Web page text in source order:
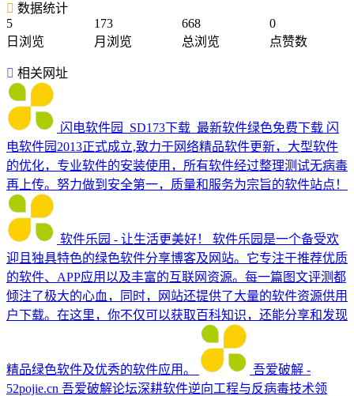
数据统计
5
日浏览
173
月浏览
668
总浏览
0
点赞数
相关网址
闪电软件园_SD173下载_最新软件绿色免费下载 闪
电软件园2013正式成立,致力于网络精品软件更新，大型软件
的优化，专业软件的安装使用，所有软件经过整理测试无病毒
再上传。努力做到安全第一，质量和服务为宗旨的软件站点！
软件乐园 - 让生活更美好！
软件乐园是一个备受欢
迎且独具特色的绿色软件分享博客及网站。它专注于推荐优质
的软件、APP应用以及丰富的互联网资源。每一篇图文评测都
倾注了极大的心血，同时，网站还提供了大量的软件资源供用
户下载。在这里，你不仅可以获取百科知识，还能分享和发现
精品绿色软件及优秀的软件应用。
吾爱破解 -
52pojie.cn 吾爱破解论坛深耕软件逆向工程与反病毒技术领